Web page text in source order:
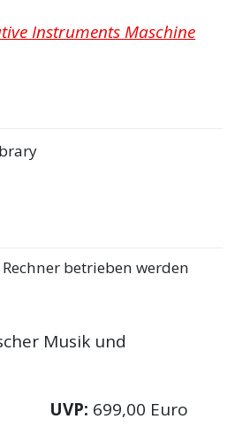
Instruments Maschine
betrieben werden
Musik und
UVP: 699,00 Euro